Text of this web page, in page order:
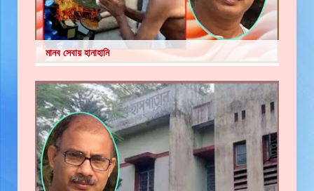
মানব সেবায় হানাহানি